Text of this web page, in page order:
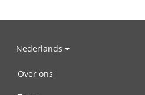
Nederlands
Over ons